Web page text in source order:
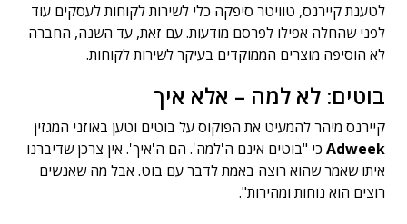
לטענת קיירנס, טוויטר סיפקה כלי לשירות לקוחות לעסקים עוד
לפני שהחלה אפילו לפרסם מודעות. עם זאת, עד השנה, החברה
לא הוסיפה מוצרים הממוקדים בעיקר לשירות לקוחות.
בוטים: לא למה – אלא איך
קיירנס מיהר להמעיט את הפוקוס על בוטים וטען באוזני המגזין
Adweek כי "בוטים אינם ה'למה'. הם ה'איך'. אין צרכן שדיברנו
איתו שאמר שהוא רוצה באמת לדבר עם בוט. אבל מה שאנשים
רוצים הוא נוחות ומהירות".